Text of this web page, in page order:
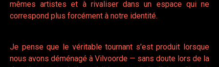
mêmes artistes et à rivaliser dans un espace qui ne
correspond plus forcément à notre identité.
Je pense que le véritable tournant s’est produit lorsque
nous avons déménagé à Vilvoorde — sans doute lors de la